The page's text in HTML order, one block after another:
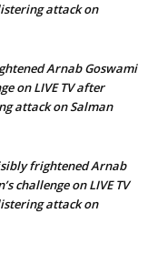
attack on
Arnab Goswami
on LIVE TV after
attack on Salman
frightened Arnab
challenge on LIVE TV
attack on